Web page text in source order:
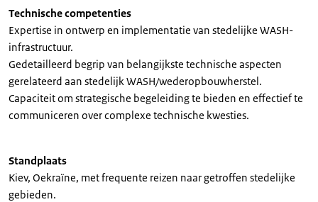
Technische competenties
Expertise in ontwerp en implementatie van stedelijke WASH-
infrastructuur.
Gedetailleerd begrip van belangijkste technische aspecten
gerelateerd aan stedelijk WASH/wederopbouwherstel.
Capaciteit om strategische begeleiding te bieden en effectief te
communiceren over complexe technische kwesties.
Standplaats
Kiev, Oekraïne, met frequente reizen naar getroffen stedelijke
gebieden.